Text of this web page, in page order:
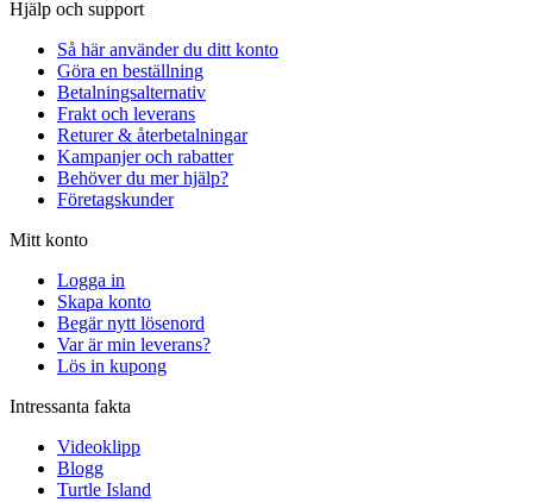
Hjälp och support
Så här använder du ditt konto
Göra en beställning
Betalningsalternativ
Frakt och leverans
Returer & återbetalningar
Kampanjer och rabatter
Behöver du mer hjälp?
Företagskunder
Mitt konto
Logga in
Skapa konto
Begär nytt lösenord
Var är min leverans?
Lös in kupong
Intressanta fakta
Videoklipp
Blogg
Turtle Island